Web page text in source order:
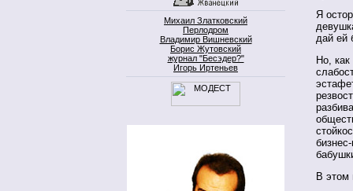
Михаил Златковский
Перлодром
Владимир Вишневский
Борис Жутовский
журнал "Бесэдер?"
Игорь Иртеньев
Я
дай ей
Но,
В этом